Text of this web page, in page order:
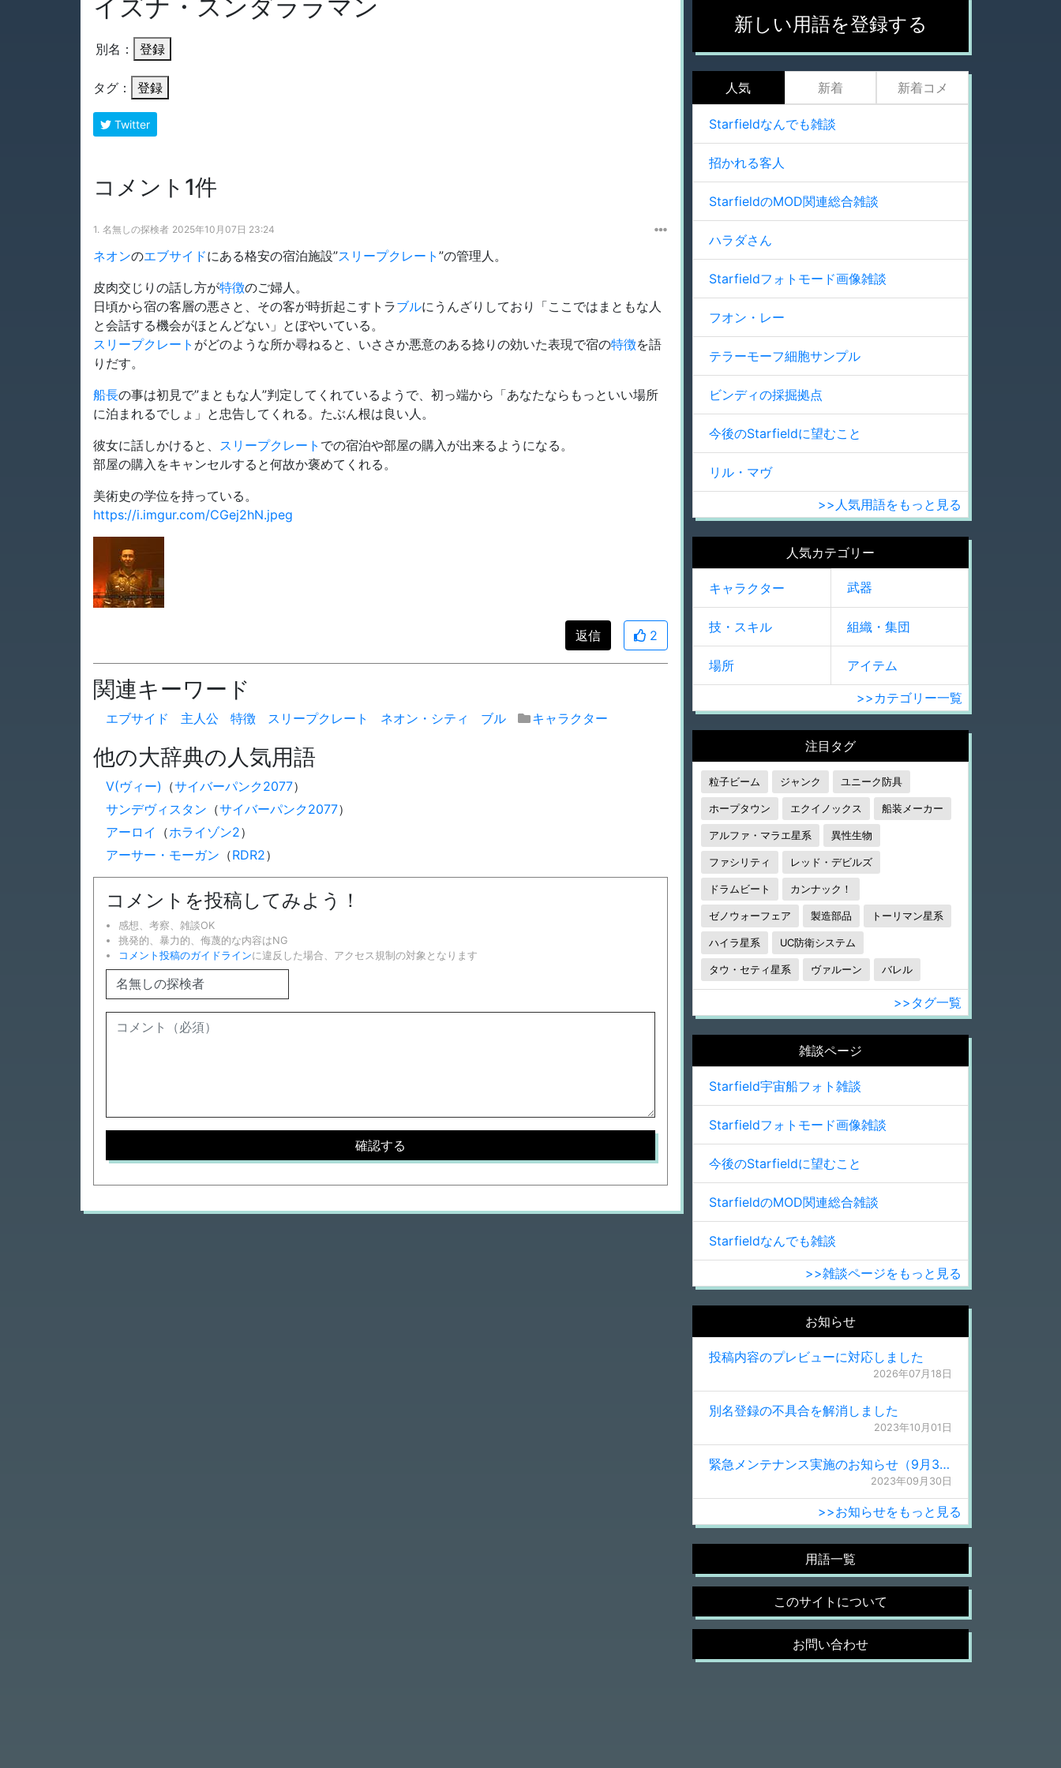
イズナ・スンダララマン
別名： 登録
タグ： 登録
Twitter
コメント1件
1. 名無しの探検者 2025年10月07日 23:24
ネオンのエブサイドにある格安の宿泊施設”スリープクレート ”の管理人。
皮肉交じりの話し方が特徴のご婦人。
日頃から宿の客層の悪さと、その客が時折起こすトラブルにうんざりしており「ここではまともな人
と会話する機会がほとんどない」とぼやいている。
スリープクレート がどのような所か尋ねると、いささか悪意のある捻りの効いた表現で宿の特徴を語
りだす。
船長の事は初見で”まともな人”判定してくれているようで、初っ端から「あなたならもっといい場所
に泊まれるでしょ」と忠告してくれる。たぶん根は良い人。
彼女に話しかけると、 スリープクレート での宿泊や部屋の購入が出来るようになる。
部屋の購入をキャンセルすると何故か褒めてくれる。
美術史の学位を持っている。
https://i.imgur.com/CGej2hN.jpeg
返信 2
関連キーワード
エブサイド 主人公 特徴 スリープクレート ネオン・シティ ブル キャラクター
他の大辞典の人気用語
V(ヴィー) （サイバーパンク2077）
サンデヴィスタン （サイバーパンク2077）
アーロイ
（ホライゾン2）
アーサー・モーガン （RDR2）
コメントを投稿してみよう！
感想、考察、雑談OK
挑発的、暴力的、侮蔑的な内容はNG
コメント投稿のガイドラインに違反した場合、アクセス規制の対象となります
新しい用語を登録する
人気 新着 新着コメ
Starfieldなんでも雑談
招かれる客人
StarfieldのMOD関連総合雑談
ハラダさん
Starfieldフォトモード画像雑談
フオン・レー
テラーモーフ細胞サンプル
ビンディの採掘拠点
今後のStarfieldに望むこと
リル・マヴ
>>人気用語をもっと見る
人気カテゴリー
キャラクター 武器
技・スキル 組織・集団
場所 アイテム
>>カテゴリー一覧
注目タグ
粒子ビーム ジャンク ユニーク防具
ホープタウン エクイノックス 船装メーカー
アルファ・マラエ星系 異性生物
ファシリティ レッド・デビルズ
ドラムビート カンナック！
ゼノウォーフェア 製造部品 トーリマン星系
ハイラ星系 UC防衛システム
タウ・セティ星系 ヴァルーン バレル
>>タグ一覧
雑談ページ
Starfield宇宙船フォト雑談
Starfieldフォトモード画像雑談
今後のStarfieldに望むこと
StarfieldのMOD関連総合雑談
Starfieldなんでも雑談
>>雑談ページをもっと見る
お知らせ
投稿内容のプレビューに対応しました
2026年07月18日
別名登録の不具合を解消しました
2023年10月01日
緊急メンテナンス実施のお知らせ（9月30日 0:15更新）
2023年09月30日
>>お知らせをもっと見る
用語一覧
このサイトについて
お問い合わせ